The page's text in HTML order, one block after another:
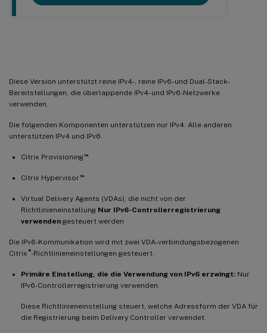
Diese Version unterstützt reine IPv4-, reine IPv6- und Dual-Stack-
Bereitstellungen, die überlappende IPv4- und IPv6-Netzwerke
verwenden.
Die folgenden Komponenten unterstützen nur IPv4. Alle anderen
unterstützen IPv4 und IPv6.
Citrix Provisioning™
Citrix Hypervisor™
Virtual Delivery Agents (VDAs), die nicht von der
Richtlinieneinstellung Nur IPv6-Controllerregistrierung
verwenden gesteuert werden
Die IPv6-Kommunikation wird mit zwei VDA-verbindungsbezogenen
Citrix ®-Richtlinieneinstellungen gesteuert.
Primäre Einstellung, die die Verwendung von IPv6 erzwingt: Nur
IPv6-Controllerregistrierung verwenden.
Diese Richtlinieneinstellung steuert, welche Adressform der VDA für
die Registrierung beim Delivery Controller verwendet.